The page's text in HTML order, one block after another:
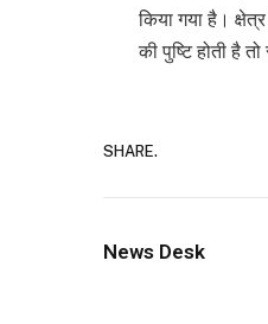
किया गया है।
की पुष्टि होती है
SHARE.
News Desk